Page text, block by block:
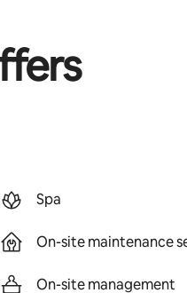
Spa
On-site maintenance
On-site management